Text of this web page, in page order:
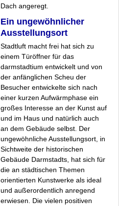
Dach angeregt.
Ein ungewöhnlicher
Ausstellungsort
Stadtluft macht frei hat sich zu
einem Türöffner für das
darmstadtium entwickelt und von
der anfänglichen Scheu der
Besucher entwickelte sich nach
einer kurzen Aufwärmphase ein
großes Interesse an der Kunst auf
und im Haus und natürlich auch
an dem Gebäude selbst. Der
ungewöhnliche Ausstellungsort, in
Sichtweite der historischen
Gebäude Darmstadts, hat sich für
die an städtischen Themen
orientierten Kunstwerke als ideal
und außerordentlich anregend
erwiesen. Die vielen positiven